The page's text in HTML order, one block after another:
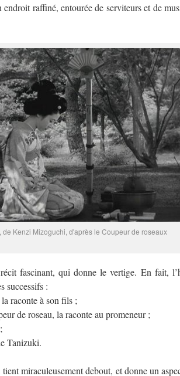
raffiné, entourée de serviteurs et de
de Kenzi Mizoguchi, d'après le Coupeur de roseaux
fascinant, qui donne le vertige. En fait,
successifs :
raconte à son fils ;
de roseau, la raconte au promeneur ;
Tanizuki.
miraculeusement debout, et donne un